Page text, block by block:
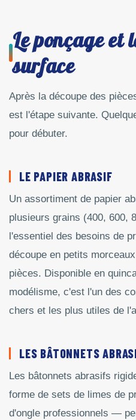
Le ponçage
surface
Après la découpe des
est l'étape suivante.
pour débuter.
LE PAPIER ABRASIF
Un assortiment de papier
plusieurs grains (400, 600,
l'essentiel des besoins de
découpe en petits
pièces. Disponible en
modélisme, c'est l'un des
chers et les plus utiles de
LES BÂTONNETS
Les bâtonnets abrasifs
forme de sets de limes de
d'ongle professionnels —